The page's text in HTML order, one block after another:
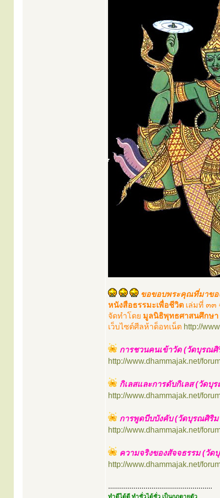
ขอขอบพระคุณที่มาขอ
หนังสือธรรมะเพื่อชีวิต เล่มที่ ๓๓
จัดทำโดย มูลนิธิพุทธศาสนศึกษ
เว็บไซต์ศีลห้าด็อทเน็ต http://
การชวนคนเข้าวัด (วัดบุรณศิ
http://www.dhammajak.net/
กิเลสและการดับกิเลส (วัดบุ
http://www.dhammajak.net/
การพูดบีบบังคับ (วัดบุรณศิริม
http://www.dhammajak.net/
ความจริงของสัจจธรรม (วัด
http://www.dhammajak.net/
.....................................................
ทำดีได้ดี ทำชั่วได้ชั่ว เป็นกฎตายตัว